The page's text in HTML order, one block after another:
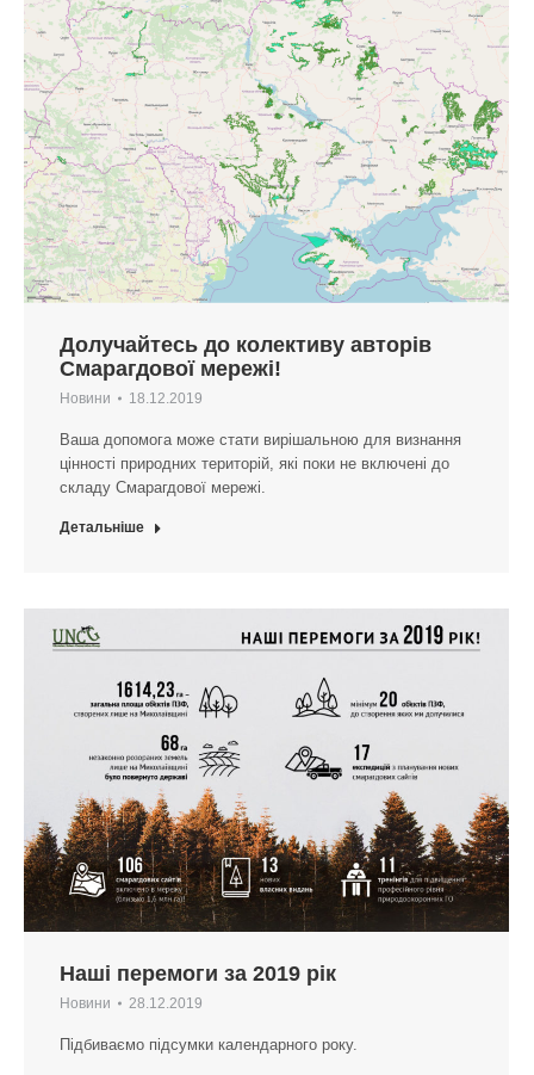
Долучайтесь до колективу авторів
Смарагдової мережі!
Новини 18.12.2019
Ваша допомога може стати вирішальною для визнання
цінності природних територій, які поки не включені до
складу Смарагдової мережі.
Детальніше
Наші перемоги за 2019 рік
Новини 28.12.2019
Підбиваємо підсумки календарного року.